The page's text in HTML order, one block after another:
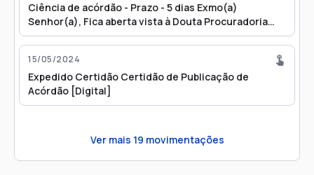
Ciência de acórdão - Prazo - 5 dias Exmo(a)
Senhor(a), Fica aberta vista à Douta Procuradoria
Geral de Justiça para ciência do v. acórdão , ficando
ciente de que a íntegra dos autos do processo
eletrônico encontra-se disponível no endereço
http://esaj.tjsp.jus.br.Vencimento: 03/06/2024
15/05/2024
Expedido Certidão Certidão de Publicação de
Acórdão [Digital]
Ver mais 19 movimentações